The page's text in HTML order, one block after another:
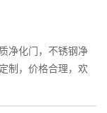
净化门，不锈钢净
制，价格合理，欢